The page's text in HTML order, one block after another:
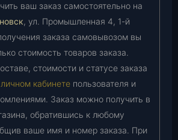
ваш заказ самостоятельно на
, ул. Промышленная 4, 1-й
заказа самовывозом вы
стоимость товаров заказа.
стоимости и статусе заказа
личном кабинете пользователя и
Заказ можно получить в
обратившись к любому
ваше имя и номер заказа. При